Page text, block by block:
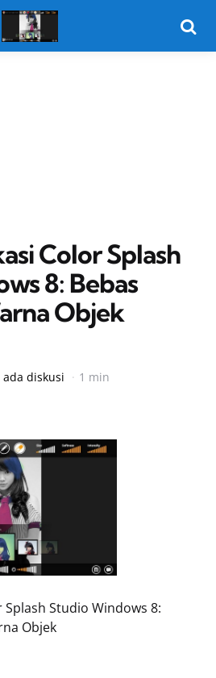
Color Splash
8: Bebas
Objek
ada diskusi 1 min
Splash Studio Windows 8:
Objek